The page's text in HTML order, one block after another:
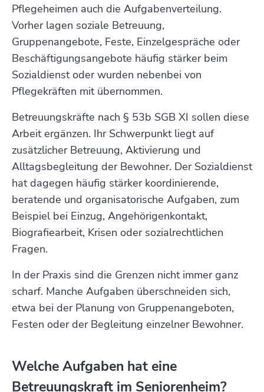
Pflegeheimen auch die Aufgabenverteilung.
Vorher lagen soziale Betreuung,
Gruppenangebote, Feste, Einzelgespräche oder
Beschäftigungsangebote häufig stärker beim
Sozialdienst oder wurden nebenbei von
Pflegekräften mit übernommen.
Betreuungskräfte nach § 53b SGB XI sollen diese
Arbeit ergänzen. Ihr Schwerpunkt liegt auf
zusätzlicher Betreuung, Aktivierung und
Alltagsbegleitung der Bewohner. Der Sozialdienst
hat dagegen häufig stärker koordinierende,
beratende und organisatorische Aufgaben, zum
Beispiel bei Einzug, Angehörigenkontakt,
Biografiearbeit, Krisen oder sozialrechtlichen
Fragen.
In der Praxis sind die Grenzen nicht immer ganz
scharf. Manche Aufgaben überschneiden sich,
etwa bei der Planung von Gruppenangeboten,
Festen oder der Begleitung einzelner Bewohner.
Welche Aufgaben hat eine
Betreuungskraft im Seniorenheim?